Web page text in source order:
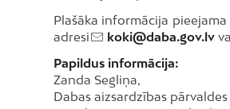
Plašāka informācija pieejama
adresi
koki@daba.gov.lv
Papildus informācija:
Zanda Segliņa,
Dabas aizsardzības pārvaldes